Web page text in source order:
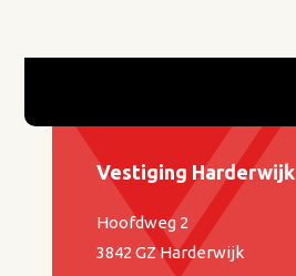
Vestiging Harderwijk
Hoofdweg 2
3842 GZ Harderwijk